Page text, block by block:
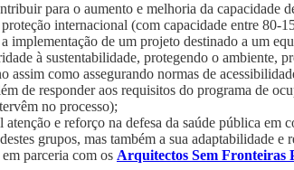
para o aumento e melhoria da capacidade
internacional (com capacidade entre 80-
implementação de um projeto destinado a um
à sustentabilidade, protegendo o ambiente,
assim como assegurando normas de
de responder aos requisitos do programa de
no processo);
atenção e reforço na defesa da saúde pública
grupos, mas também a sua adaptabilidade e
parceria com os Arquitectos Sem Fronteiras